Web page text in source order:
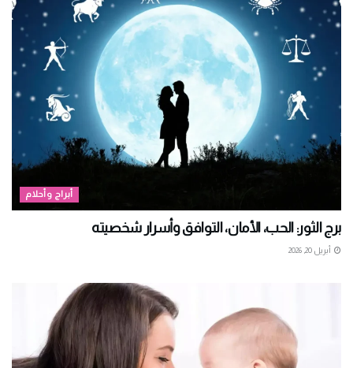
أبراج وأحلام
برج الثور: الحب، الأمان، التوافق وأسرار شخصيته
أبريل 20, 2026